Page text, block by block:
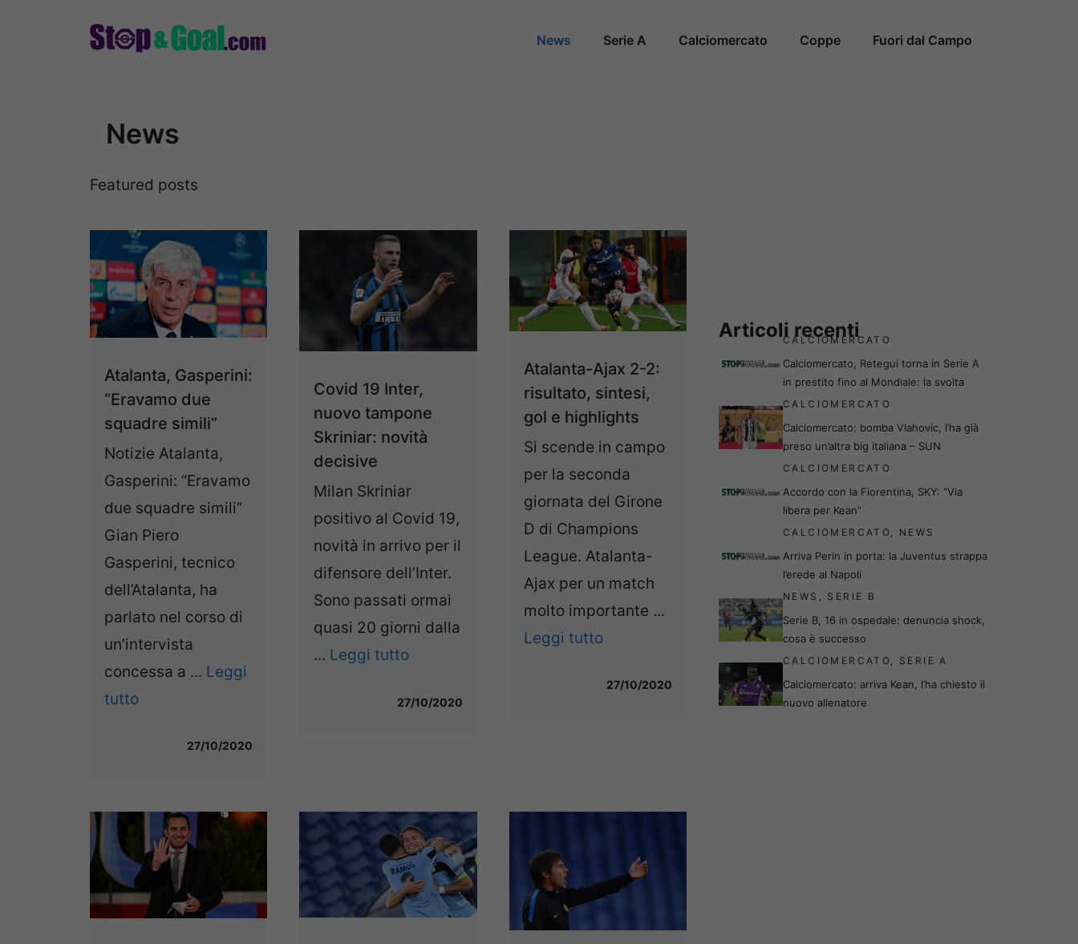
News Serie A Calciomercato Coppe Fuori dal Campo
News
Featured posts
Atalanta, Gasperini:
“Eravamo due
squadre simili”
Notizie Atalanta,
Gasperini: “Eravamo
due squadre simili”
Gian Piero
Gasperini, tecnico
dell’Atalanta, ha
parlato nel corso di
un’intervista
concessa a ... Leggi
tutto
27/10/2020
Covid 19 Inter,
nuovo tampone
Skriniar: novità
decisive
Milan Skriniar
positivo al Covid 19,
novità in arrivo per il
difensore dell’Inter.
Sono passati ormai
quasi 20 giorni dalla
... Leggi tutto
27/10/2020
Atalanta-Ajax 2-2:
risultato, sintesi,
gol e highlights
Si scende in campo
per la seconda
giornata del Girone
D di Champions
League. Atalanta-
Ajax per un match
molto importante ...
Leggi tutto
27/10/2020
Articoli recenti
CALCIOMERCATO
Calciomercato, Retegui torna in Serie A
in prestito fino al Mondiale: la svolta
CALCIOMERCATO
Calciomercato: bomba Vlahovic, l’ha già
preso un’altra big italiana – SUN
CALCIOMERCATO
Accordo con la Fiorentina, SKY: “Via
libera per Kean”
CALCIOMERCATO, NEWS
Arriva Perin in porta: la Juventus strappa
l’erede al Napoli
NEWS , SERIE B
Serie B, 16 in ospedale: denuncia shock,
cosa è successo
CALCIOMERCATO, SERIE A
Calciomercato: arriva Kean, l’ha chiesto il
nuovo allenatore